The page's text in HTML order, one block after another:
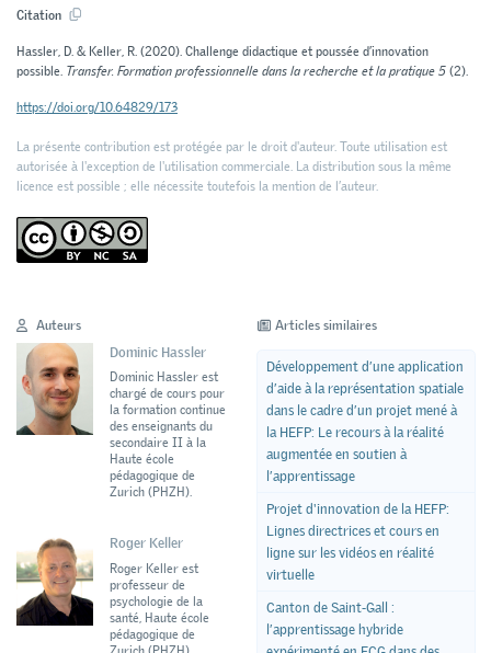
Citation
Hassler, D. & Keller, R. (2020). Challenge didactique et poussée d’innovation
possible. Transfer. Formation professionnelle dans la recherche et la pratique 5(2).
https://doi.org/10.64829/173
La présente contribution est protégée par le droit d'auteur. Toute utilisation est
autorisée à l'exception de l'utilisation commerciale. La distribution sous la même
licence est possible ; elle nécessite toutefois la mention de l’auteur.
Auteurs
Dominic Hassler
Dominic Hassler est
chargé de cours pour
la formation continue
des enseignants du
secondaire II à la
Haute école
pédagogique de
Zurich (PHZH).
Roger Keller
Roger Keller est
professeur de
psychologie de la
santé, Haute école
pédagogique de
Articles similaires
Développement d’une application
d’aide à la représentation spatiale
dans le cadre d’un projet mené à
la HEFP: Le recours à la réalité
augmentée en soutien à
l’apprentissage
Projet d'innovation de la HEFP:
Lignes directrices et cours en
ligne sur les vidéos en réalité
virtuelle
Canton de Saint-Gall :
l’apprentissage hybride